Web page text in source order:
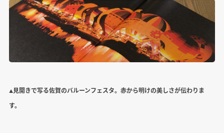
▲見開きで写る佐賀のバルーンフェスタ。赤から明けの美しさが伝わりま
す。